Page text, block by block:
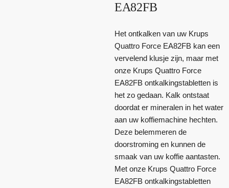
EA82FB
Het ontkalken van uw Krups
Quattro Force EA82FB kan een
vervelend klusje zijn, maar met
onze Krups Quattro Force
EA82FB ontkalkingstabletten is
het zo gedaan. Kalk ontstaat
doordat er mineralen in het water
aan uw koffiemachine hechten.
Deze belemmeren de
doorstroming en kunnen de
smaak van uw koffie aantasten.
Met onze Krups Quattro Force
EA82FB ontkalkingstabletten